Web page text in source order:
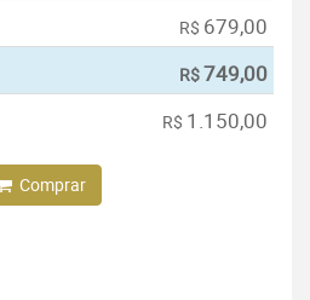
R$ 679,00
R$749,00
R$ 1.150,00
Comprar